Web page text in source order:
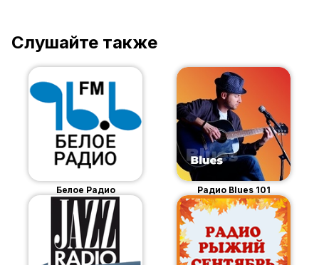
Слушайте также
Белое Радио Радио Blues 101